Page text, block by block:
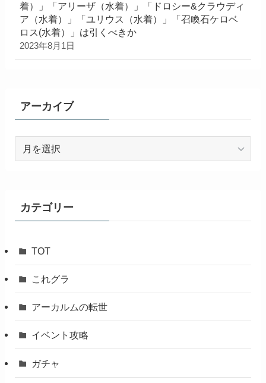
着）」「アリーザ（水着）」「ドロシー&クラウディ
ア（水着）」「ユリウス（水着）」「召喚石ケロベ
ロス(水着）」は引くべきか
2023年8月1日
アーカイブ
カテゴリー
TOT
これグラ
アーカルムの転世
イベント攻略
ガチャ